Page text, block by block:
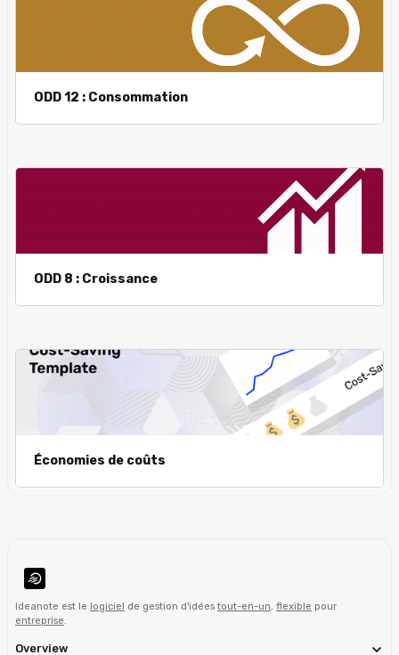
ODD 12 : Consommation
ODD 8 : Croissance
Économies de coûts
Ideanote est le logiciel de gestion d'idéestout-en-un, flexible pour
entreprise.
Overview